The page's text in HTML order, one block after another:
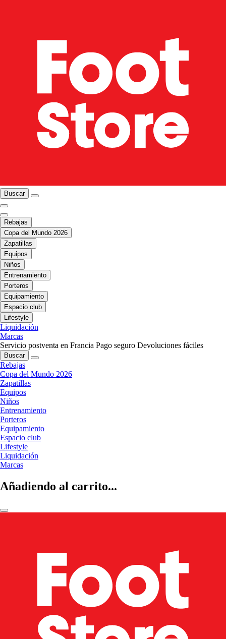
Buscar
Rebajas
Copa del Mundo 2026
Zapatillas
Equipos
Niños
Entrenamiento
Porteros
Equipamiento
Espacio club
Lifestyle
Liquidación
Marcas
Servicio postventa en Francia Pago seguro Devoluciones fáciles
Buscar
Rebajas
Copa del Mundo 2026
Zapatillas
Equipos
Niños
Entrenamiento
Porteros
Equipamiento
Espacio club
Lifestyle
Liquidación
Marcas
Añadiendo al carrito...